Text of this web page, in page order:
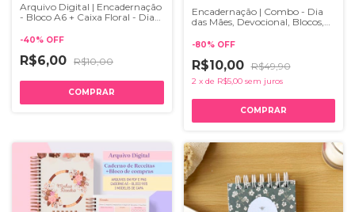
Arquivo Digital | Encadernação
- Bloco A6 + Caixa Floral - Dia
-40% OFF
R$6,00 R$10,00
Encadernação | Combo - Dia
das Mães, Devocional, Blocos,
-80% OFF
R$10,00 R$49,90
2 x de R$5,00 sem juros